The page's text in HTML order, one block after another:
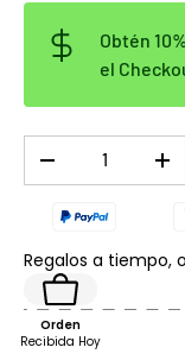
Obtén
el
DISMINUIR
Regalos a tiempo,
Orden
Recibida Hoy